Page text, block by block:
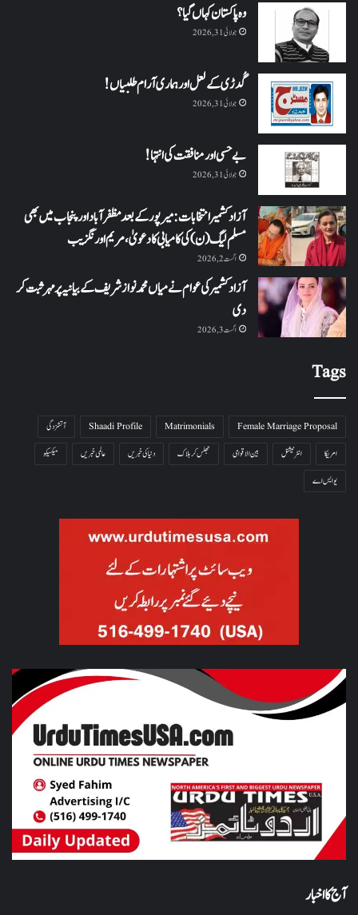
وہ پاکستان کہاں گیا؟
جولائی 31, 2026
گُدڑی کے لعل اور ہماری آرام طلبیاں!
جولائی 31, 2026
بے حسی اور منافقت کی انتہا !
جولائی 31, 2026
آزاد کشمیر انتخابات: میرپور کے بعد مظفرآباد اور پنجاب میں بھی
مسلم لیگ (ن) کی کامیابی کا دعویٰ، مریم اورنگزیب
اگست 2, 2026
آزاد کشمیر کی عوام نے میاں محمد نواز شریف کے بیانیہ پر مہر ثبت کر
دی
اگست 3, 2026
Tags
Female Marriage Proposal
Matrimonials
Shaadi Profile
آتشزدگی
امریکا
انٹرنیشنل بین الاقوامی جھلس کر ہلاک دنیا کی خبریں عالمی خبریں
میکسیکو
یو ایس اے
آج کا اخبار